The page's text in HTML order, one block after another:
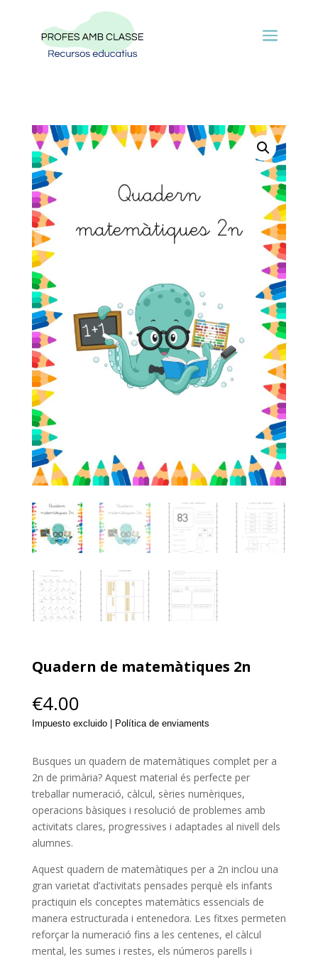
Quadern de matemàtiques 2n
€4.00
Impuesto excluido | Política de enviaments
Busques un quadern de matemàtiques complet per a
2n de primària? Aquest material és perfecte per
treballar numeració, càlcul, sèries numèriques,
operacions bàsiques i resolució de problemes amb
activitats clares, progressives i adaptades al nivell dels
alumnes.
Aquest quadern de matemàtiques per a 2n inclou una
gran varietat d’activitats pensades perquè els infants
practiquin els conceptes matemàtics essencials de
manera estructurada i entenedora. Les fitxes permeten
reforçar la numeració fins a les centenes, el càlcul
mental, les sumes i restes, els números parells i